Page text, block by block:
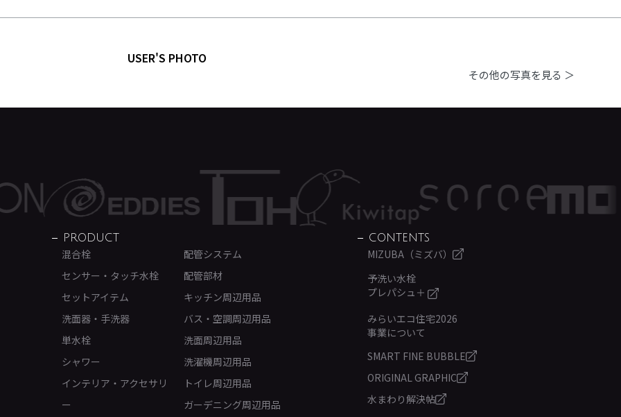
USER'S PHOTO
その他の写真を見る ＞
PRODUCT
混合栓
センサー・タッチ水栓
セットアイテム
洗面器・手洗器
単水栓
シャワー
インテリア・アクセサリ
ー
配管システム
配管部材
キッチン周辺用品
バス・空調周辺用品
洗面周辺用品
洗濯機周辺用品
トイレ周辺用品
ガーデニング周辺用品
CONTENTS
MIZUBA（ミズバ）
予洗い水栓
プレパシュ＋
みらいエコ住宅2026
事業について
SMART FINE BUBBLE
ORIGINAL GRAPHIC
水まわり解決帖